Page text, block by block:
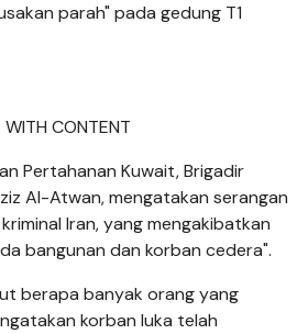
parah" pada gedung T1
WITH CONTENT
Pertahanan Kuwait, Brigadir
Al-Atwan, mengatakan serangan
Iran, yang mengakibatkan
bangunan dan korban cedera".
berapa banyak orang yang
korban luka telah